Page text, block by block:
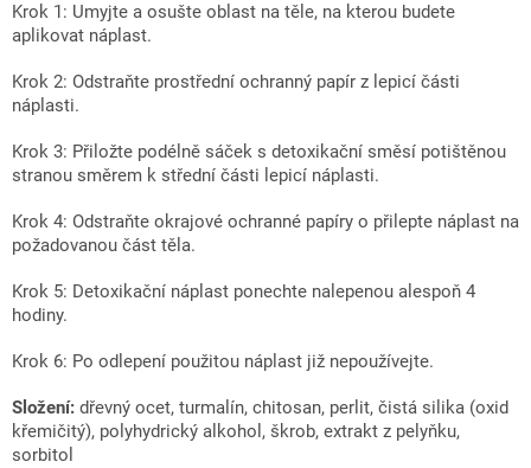
Krok 1: Umyjte a osušte oblast na těle, na kterou budete
aplikovat náplast.
Krok 2: Odstraňte prostřední ochranný papír z lepicí části
náplasti.
Krok 3: Přiložte podélně sáček s detoxikační směsí potištěnou
stranou směrem k střední části lepicí náplasti.
Krok 4: Odstraňte okrajové ochranné papíry o přilepte náplast na
požadovanou část těla.
Krok 5: Detoxikační náplast ponechte nalepenou alespoň 4
hodiny.
Krok 6: Po odlepení použitou náplast již nepoužívejte.
Složení: dřevný ocet, turmalín, chitosan, perlit, čistá silika (oxid
křemičitý), polyhydrický alkohol, škrob, extrakt z pelyňku,
sorbitol